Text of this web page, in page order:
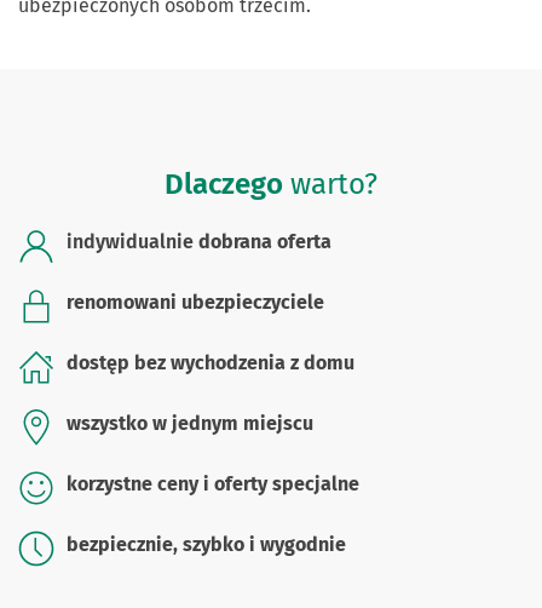
ubezpieczonych osobom trzecim.
Dlaczego warto?
indywidualnie dobrana oferta
renomowani ubezpieczyciele
dostęp bez wychodzenia z domu
wszystko w jednym miejscu
korzystne ceny i oferty specjalne
bezpiecznie, szybko i wygodnie